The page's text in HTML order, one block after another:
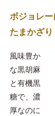
ボジョレ
たまかざ
風味豊か
な黒胡麻
と有機黒
糖で、濃
厚なのに